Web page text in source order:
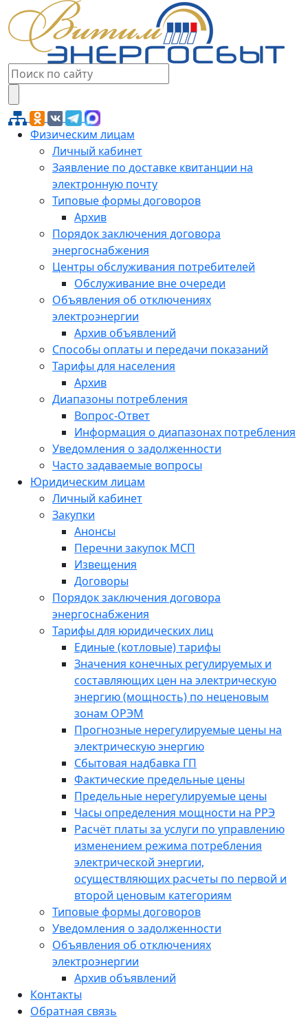
Физическим лицам
Личный кабинет
Заявление по доставке квитанции на
электронную почту
Типовые формы договоров
Архив
Порядок заключения договора
энергоснабжения
Центры обслуживания потребителей
Обслуживание вне очереди
Объявления об отключениях
электроэнергии
Архив объявлений
Способы оплаты и передачи показаний
Тарифы для населения
Архив
Диапазоны потребления
Вопрос-Ответ
Информация о диапазонах потребления
Уведомления о задолженности
Часто задаваемые вопросы
Юридическим лицам
Личный кабинет
Закупки
Анонсы
Перечни закупок МСП
Извещения
Договоры
Порядок заключения договора
энергоснабжения
Тарифы для юридических лиц
Единые (котловые) тарифы
Значения конечных регулируемых и
составляющих цен на электрическую
энергию (мощность) по неценовым
зонам ОРЭМ
Прогнозные нерегулируемые цены на
электрическую энергию
Сбытовая надбавка ГП
Фактические предельные цены
Предельные нерегулируемые цены
Часы определения мощности на РРЭ
Расчёт платы за услуги по управлению
изменением режима потребления
электрической энергии,
осуществляющих расчеты по первой и
второй ценовым категориям
Типовые формы договоров
Уведомления о задолженности
Объявления об отключениях
электроэнергии
Архив объявлений
Контакты
Обратная связь